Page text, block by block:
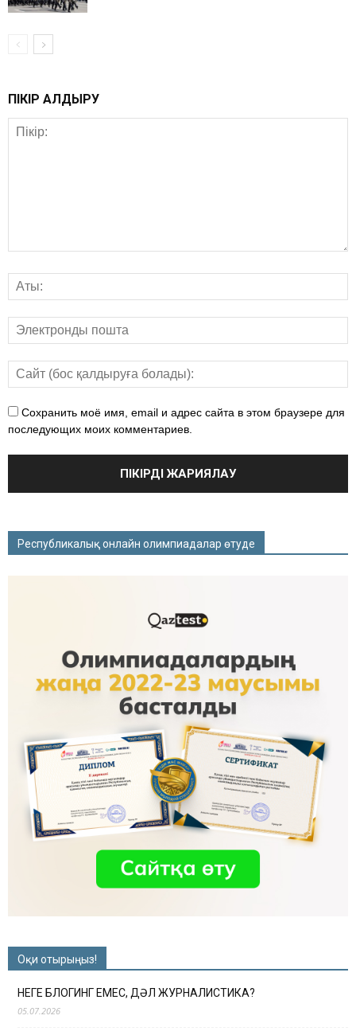
ПІКІР ҚАЛДЫРУ
Сохранить моё имя, email и адрес сайта в этом браузере для
последующих моих комментариев.
Республикалық онлайн олимпиадалар өтуде
Оқи отырыңыз!
НЕГЕ БЛОГИНГ ЕМЕС, ДӘЛ ЖУРНАЛИСТИКА?
05.07.2026